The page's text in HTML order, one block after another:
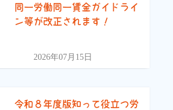
同一労働同一賃金ガイドライ
ン等が改正されます！
2026年07月15日
令和８年度版知って役立つ労